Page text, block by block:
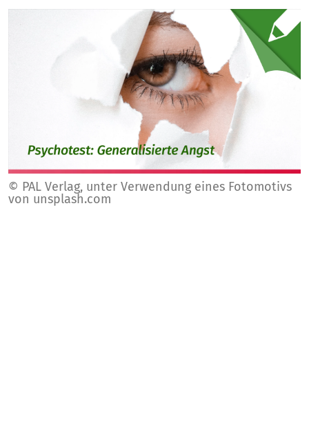
© PAL Verlag, unter Verwendung eines Fotomotivs
von unsplash.com